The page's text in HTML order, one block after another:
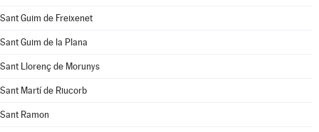
Sant Guim de Freixenet
Sant Guim de la Plana
Sant Llorenç de Morunys
Sant Martí de Riucorb
Sant Ramon